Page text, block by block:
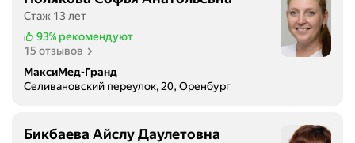
Стаж 13 лет
93% рекомендуют
15 отзывов
МаксиМед-Гранд
Селивановский переулок, 20, Оренбург
Бикбаева Айслу Даулетовна